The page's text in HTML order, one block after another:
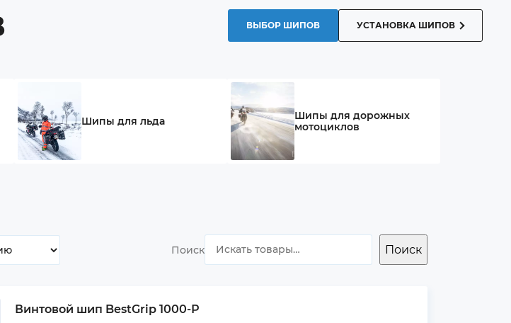
ВЫБОР ШИПОВ УСТАНОВКА ШИПОВ
Шипы для льда
Шипы для дорожных
мотоциклов
Поиск Поиск
Винтовой шип BestGrip 1000-Р